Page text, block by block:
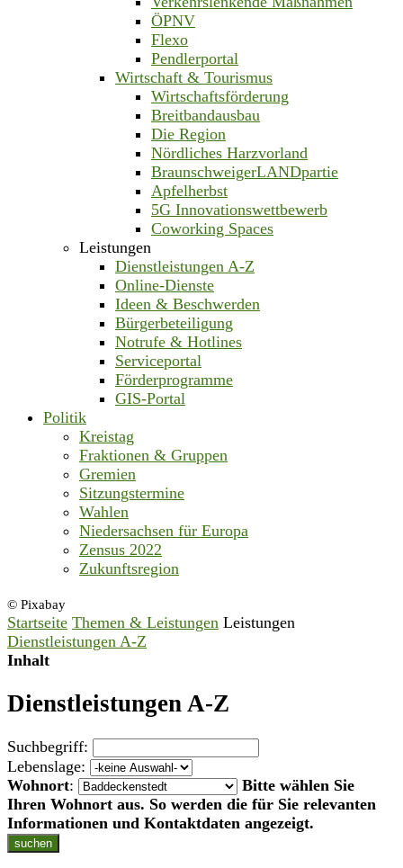
ÖPNV
Flexo
Pendlerportal
Wirtschaft & Tourismus
Wirtschaftsförderung
Breitbandausbau
Die Region
Nördliches Harzvorland
BraunschweigerLANDpartie
Apfelherbst
5G Innovationswettbewerb
Coworking Spaces
Leistungen
Dienstleistungen A-Z
Online-Dienste
Ideen & Beschwerden
Bürgerbeteiligung
Notrufe & Hotlines
Serviceportal
Förderprogramme
GIS-Portal
Politik
Kreistag
Fraktionen & Gruppen
Gremien
Sitzungstermine
Wahlen
Niedersachsen für Europa
Zensus 2022
Zukunftsregion
© Pixabay
Startseite Themen & Leistungen Leistungen
Dienstleistungen A-Z
Inhalt
Dienstleistungen A-Z
Suchbegriff:
Lebenslage:
Wohnort:
Bitte wählen Sie
Ihren Wohnort aus. So werden die für Sie relevanten
Informationen und Kontaktdaten angezeigt.
suchen